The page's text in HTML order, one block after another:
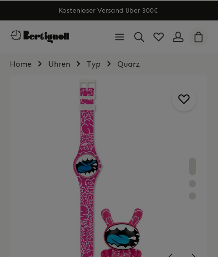
Kostenloser Versand über 300€
Home Uhren Typ Quarz